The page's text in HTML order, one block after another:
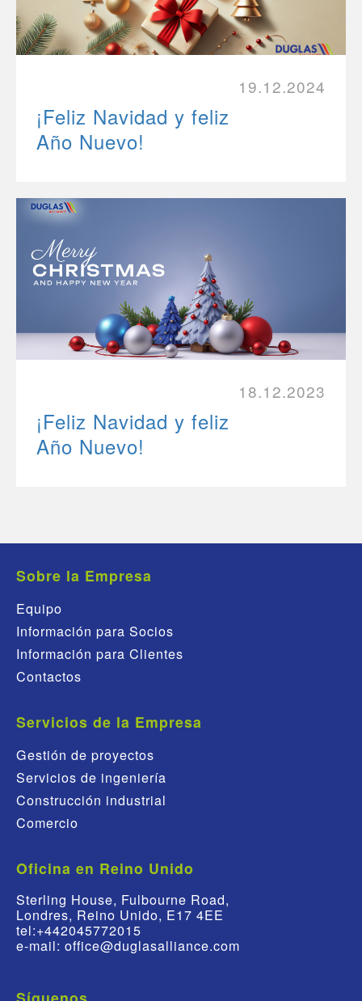
19.12.2024
¡Feliz Navidad y feliz
Año Nuevo!
18.12.2023
¡Feliz Navidad y feliz
Año Nuevo!
Sobre la Empresa
Equipo
Información para Socios
Información para Clientes
Contactos
Servicios de la Empresa
Gestión de proyectos
Servicios de ingeniería
Construcción industrial
Comercio
Oficina en Reino Unido
Sterling House, Fulbourne Road,
Londres, Reino Unido, E17 4EE
tel:+442045772015
e-mail: office@duglasalliance.com